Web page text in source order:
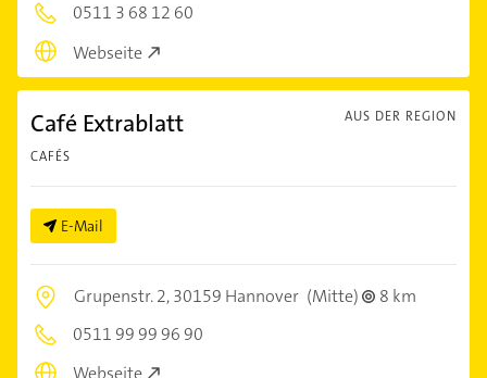
0511 3 68 12 60
Webseite
AUS DER REGION
Café Extrablatt
CAFÉS
E-Mail
Grupenstr. 2,30159 Hannover (Mitte)
8 km
0511 99 99 96 90